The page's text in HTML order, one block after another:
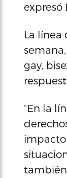
expresó
La línea
gay,
“En la
impacto